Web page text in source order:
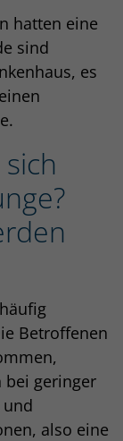
hatten eine
sind
es
Betroffenen
bei geringer
also eine